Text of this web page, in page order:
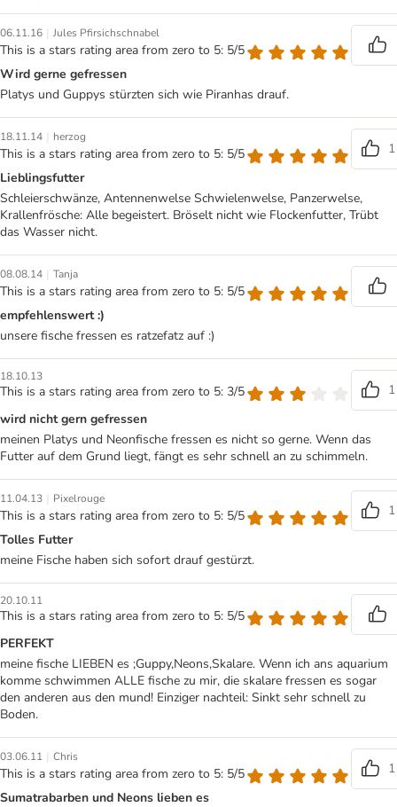
06.11.16 | Jules Pfirsichschnabel
This is a stars rating area from zero to 5: 5/5
Wird gerne gefressen
Platys und Guppys stürzten sich wie Piranhas drauf.
18.11.14 | herzog
This is a stars rating area from zero to 5: 5/5
1
Lieblingsfutter
Schleierschwänze, Antennenwelse Schwielenwelse, Panzerwelse,
Krallenfrösche: Alle begeistert. Bröselt nicht wie Flockenfutter, Trübt
das Wasser nicht.
08.08.14 | Tanja
This is a stars rating area from zero to 5: 5/5
empfehlenswert :)
unsere fische fressen es ratzefatz auf :)
18.10.13
This is a stars rating area from zero to 5: 3/5
1
wird nicht gern gefressen
meinen Platys und Neonfische fressen es nicht so gerne. Wenn das
Futter auf dem Grund liegt, fängt es sehr schnell an zu schimmeln.
11.04.13 | Pixelrouge
This is a stars rating area from zero to 5: 5/5
1
Tolles Futter
meine Fische haben sich sofort drauf gestürzt.
20.10.11
This is a stars rating area from zero to 5: 5/5
PERFEKT
meine fische LIEBEN es ;Guppy,Neons,Skalare. Wenn ich ans aquarium
komme schwimmen ALLE fische zu mir, die skalare fressen es sogar
den anderen aus den mund! Einziger nachteil: Sinkt sehr schnell zu
Boden.
03.06.11 | Chris
This is a stars rating area from zero to 5: 5/5
1
Sumatrabarben und Neons lieben es